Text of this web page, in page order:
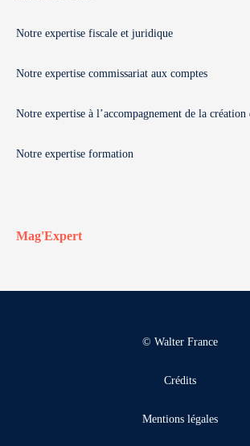
Notre expertise fiscale et juridique
Notre expertise commissariat aux comptes
Notre expertise à l’accompagnement de la création
Notre expertise formation
Mag'Expert
© Walter France
Crédits
Mentions légales